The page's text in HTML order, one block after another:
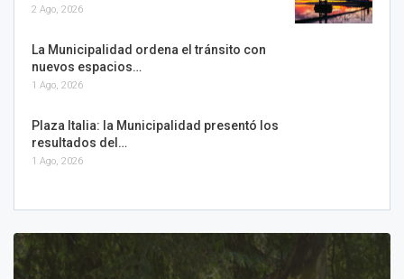
2 Ago, 2026
La Municipalidad ordena el tránsito con
nuevos espacios…
1 Ago, 2026
Plaza Italia: la Municipalidad presentó los
resultados del…
1 Ago, 2026